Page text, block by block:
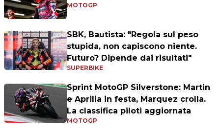
MOTOGP
SBK, Bautista: "Regola sul peso
stupida, non capiscono niente.
Futuro? Dipende dai risultati"
SUPERBIKE
Sprint MotoGP Silverstone: Martin
e Aprilia in festa, Marquez crolla.
La classifica piloti aggiornata
MOTOGP